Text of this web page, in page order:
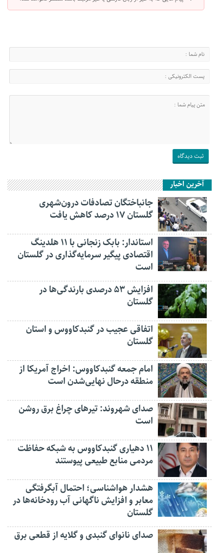
آخرین اخبار
جانباختگان تصادفات درون‌شهری
گلستان ۱۷ درصد کاهش یافت
استاندار: بابک زنجانی با ۱۱ هلدینگ
اقتصادی پیگیر سرمایه‌گذاری در گلستان
است
افزایش ۵۳ درصدی بارندگی‌ها در
گلستان
اتفاقی عجیب در‌ گنبدکاووس و استان
گلستان
امام جمعه گنبدکاووس: اخراج آمریکا از
منطقه درحال نهایی‌شدن است
صدای شهروند: تیرهای چراغ برق روشن
است
۱۱ دهیاری گنبدکاووس به شبکه حفاظت
مردمی منابع طبیعی پیوستند
هشدار هواشناسی؛ احتمال آبگرفتگی
معابر و افزایش ناگهانی آب رودخانه‌ها در
گلستان
صدای نانوای گنبدی و گلایه از قطعی برق